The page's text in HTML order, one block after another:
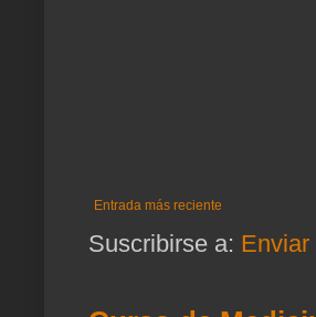
Entrada más reciente
Suscribirse a: Enviar